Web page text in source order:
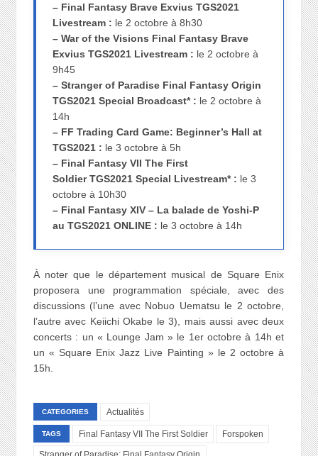
– Final Fantasy Brave Exvius TGS2021
Livestream : le 2 octobre à 8h30
– War of the Visions Final Fantasy Brave
Exvius TGS2021 Livestream : le 2 octobre à
9h45
– Stranger of Paradise Final Fantasy Origin
TGS2021 Special Broadcast* : le 2 octobre à
14h
– FF Trading Card Game: Beginner’s Hall at
TGS2021 : le 3 octobre à 5h
– Final Fantasy VII The First
Soldier TGS2021 Special Livestream* : le 3
octobre à 10h30
– Final Fantasy XIV – La balade de Yoshi-P
au TGS2021 ONLINE : le 3 octobre à 14h
À noter que le département musical de Square Enix
proposera une programmation spéciale, avec des
discussions (l’une avec Nobuo Uematsu le 2 octobre,
l’autre avec Keiichi Okabe le 3), mais aussi avec deux
concerts : un « Lounge Jam » le 1er octobre à 14h et
un « Square Enix Jazz Live Painting » le 2 octobre à
15h.
CATEGORIES Actualités
TAGS Final Fantasy VII The First Soldier Forspoken